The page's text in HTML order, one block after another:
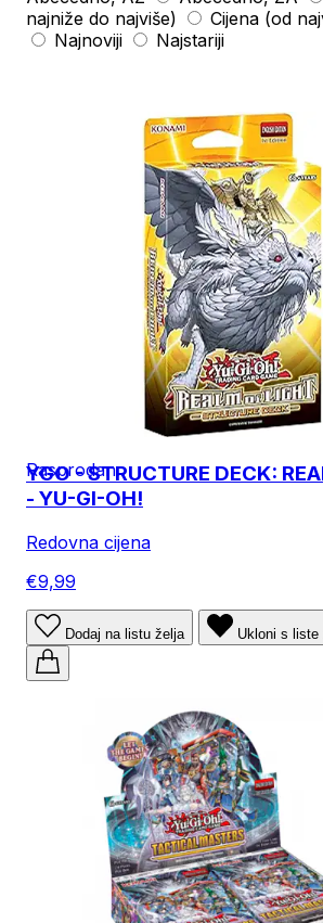
najniže do najviše)
Cijena (od
Najnoviji
Najstariji
Rasprodan
YGO - STRUCTURE DECK:
- YU-GI-OH!
Redovna cijena
€9,99
Dodaj na listu želja Ukloni s liste